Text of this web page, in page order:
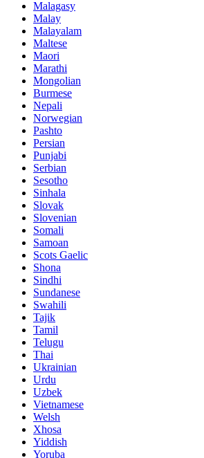
Malagasy
Malay
Malayalam
Maltese
Maori
Marathi
Mongolian
Burmese
Nepali
Norwegian
Pashto
Persian
Punjabi
Serbian
Sesotho
Sinhala
Slovak
Slovenian
Somali
Samoan
Scots Gaelic
Shona
Sindhi
Sundanese
Swahili
Tajik
Tamil
Telugu
Thai
Ukrainian
Urdu
Uzbek
Vietnamese
Welsh
Xhosa
Yiddish
Yoruba